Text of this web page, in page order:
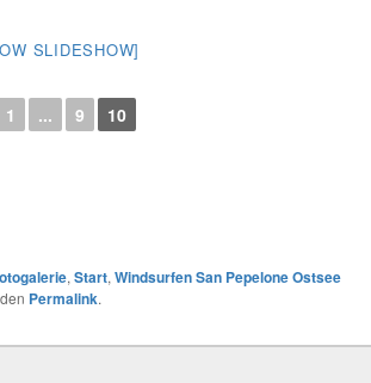
SLIDESHOW]
1 ... 9 10
, Start, Windsurfen San Pepelone Ostsee
Permalink.